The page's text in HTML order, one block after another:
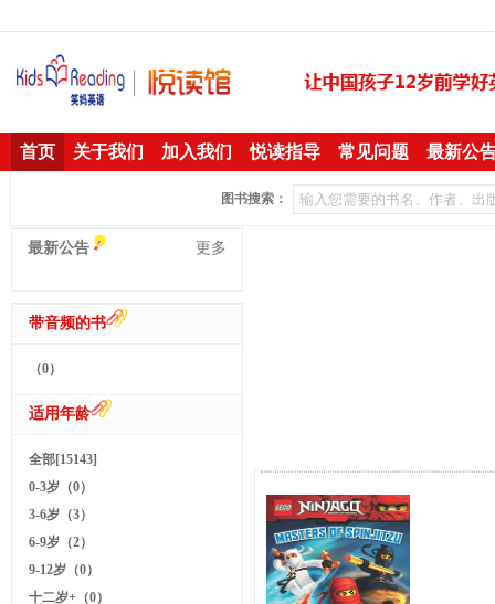
首页 关于我们 加入我们 悦读指导 常见问题 最新公
图书搜索：
最新公告 更多
带音频的书
（0）
适用年龄
全部[15143]
0-3岁（0）
3-6岁（3）
6-9岁（2）
9-12岁（0）
十二岁+（0）